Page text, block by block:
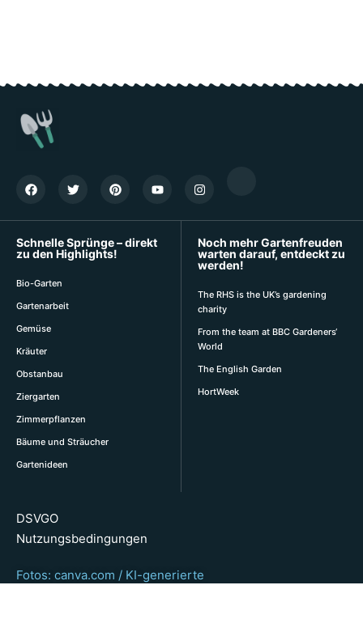
Schnelle Sprünge – direkt
zu den Highlights!
Bio-Garten
Gartenarbeit
Gemüse
Kräuter
Obstanbau
Ziergarten
Zimmerpflanzen
Bäume und Sträucher
Gartenideen
Noch mehr Gartenfreuden
warten darauf, entdeckt zu
werden!
The RHS is the UK’s gardening
charity
From the team at BBC Gardeners‘
World
The English Garden
HortWeek
DSVGO
Nutzungsbedingungen
Fotos: canva.com / KI-generierte